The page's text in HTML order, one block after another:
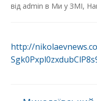
від admin в Ми у ЗМІ,
http://